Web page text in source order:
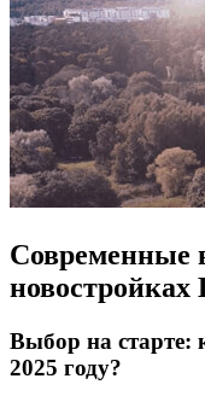
Современные
новостройках
Выбор на старте:
2025 году?